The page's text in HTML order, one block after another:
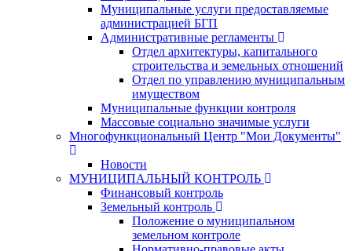
Муниципальные услуги предоставляемые
администрацией БГП
Административные регламенты
Отдел архитектуры, капитального
строительства и земельных отношений
Отдел по управлению муниципальным
имуществом
Муниципальные функции контроля
Массовые социально значимые услуги
Многофункциональный Центр "Мои Документы"
Новости
МУНИЦИПАЛЬНЫЙ КОНТРОЛЬ
Финансовый контроль
Земельный контроль
Положение о муниципальном
земельном контроле